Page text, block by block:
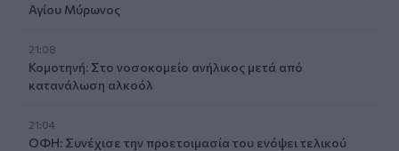
Αγίου Μύρωνος
21:08
Κομοτηνή: Στο νοσοκομείο ανήλικος μετά από
κατανάλωση αλκοόλ
21:04
ΟΦΗ: Συνέχισε την προετοιμασία του ενόψει τελικού